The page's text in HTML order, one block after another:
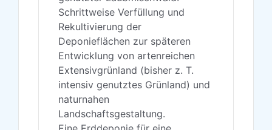
Schrittweise Verfüllung und
Rekultivierung der
Deponieflächen zur späteren
Entwicklung von artenreichen
Extensivgrünland (bisher z. T.
intensiv genutztes Grünland) und
naturnahen
Landschaftsgestaltung.